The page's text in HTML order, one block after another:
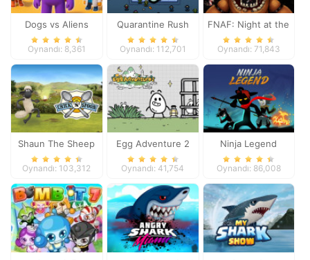
Dogs vs Aliens
Oynandı: 8,361
Quarantine Rush
Oynandı: 112,701
FNAF: Night at the
Dentist
Oynandı: 71,843
Shaun The Sheep
Chick n Spoon
Oynandı: 103,312
Egg Adventure 2
Oynandı: 41,754
Ninja Legend
Oynandı: 86,008